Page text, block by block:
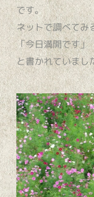
です。
ネットで調べてみ
「今日満開です」
と書かれていまし